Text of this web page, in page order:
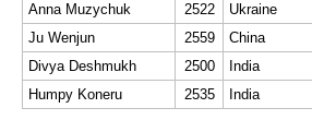
Anna Muzychuk
2522 Ukraine
Ju Wenjun
2559 China
Divya Deshmukh
2500 India
Humpy Koneru
2535 India